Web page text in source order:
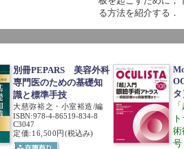
る方法を紹介する．
別冊PEPARS 美容外科
専門医のための基礎知
識と標準手技
大慈弥裕之・小室裕造/編
ISBN:978-4-86519-834-8
C3047
定価:16,500円(税込み)
タ
術
号